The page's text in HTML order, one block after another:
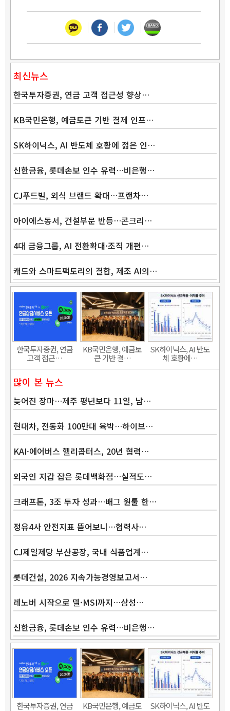
Band
최신뉴스
한국투자증권, 연금 고객 접근성 향상…
KB국민은행, 예금토큰 기반 결제 인프…
SK하이닉스, AI 반도체 호황에 젊은 인…
신한금융, 롯데손보 인수 유력…비은행…
CJ푸드빌, 외식 브랜드 확대…프랜차…
아이에스동서, 건설부문 반등…콘크리…
4대 금융그룹, AI 전환확대·조직 개편…
캐드와 스마트팩토리의 결합, 제조 AI의…
한국투자증권, 연금
고객 접근…
KB국민은행, 예금토
큰 기반 결…
SK하이닉스, AI 반도
체 호황에…
많이 본 뉴스
늦어진 장마…제주 평년보다 11일, 남…
현대차, 전동화 100만대 육박…하이브…
KAI·에어버스 헬리콥터스, 20년 협력…
외국인 지갑 잡은 롯데백화점…실적도…
크래프톤, 3조 투자 성과…배그 원툴 한…
정유4사 안전지표 뜯어보니…협력사…
CJ제일제당 부산공장, 국내 식품업계…
롯데건설, 2026 지속가능경영보고서…
레노버 시작으로 델·MSI까지…삼성…
신한금융, 롯데손보 인수 유력…비은행…
한국투자증권, 연금
KB국민은행, 예금토
SK하이닉스, AI 반도